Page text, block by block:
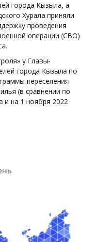
города Кызыла, а
Хурала приняли
проведения
операции (СВО)
у Главы-
города Кызыла по
переселения
(в сравнении по
и на 1 ноября 2022